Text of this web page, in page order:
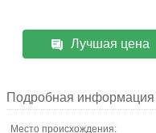
Лучшая цена
Подробная информация
Место происхождения: